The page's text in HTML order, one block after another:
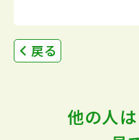
戻る
他の人